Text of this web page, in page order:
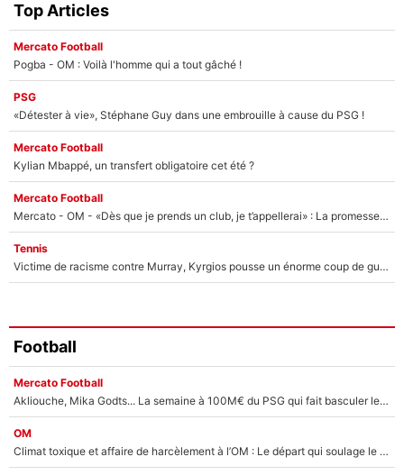
Top Articles
Mercato Football
Pogba - OM : Voilà l'homme qui a tout gâché !
PSG
«Détester à vie», Stéphane Guy dans une embrouille à cause du PSG !
Mercato Football
Kylian Mbappé, un transfert obligatoire cet été ?
Mercato Football
Mercato - OM - «Dès que je prends un club, je t’appellerai» : La promesse de Marcelino au moment de claquer la porte
Tennis
Victime de racisme contre Murray, Kyrgios pousse un énorme coup de gueule !
Football
Mercato Football
Akliouche, Mika Godts... La semaine à 100M€ du PSG qui fait basculer le mercato du PSG !
OM
Climat toxique et affaire de harcèlement à l’OM : Le départ qui soulage le vestiaire de Bruno Genesio